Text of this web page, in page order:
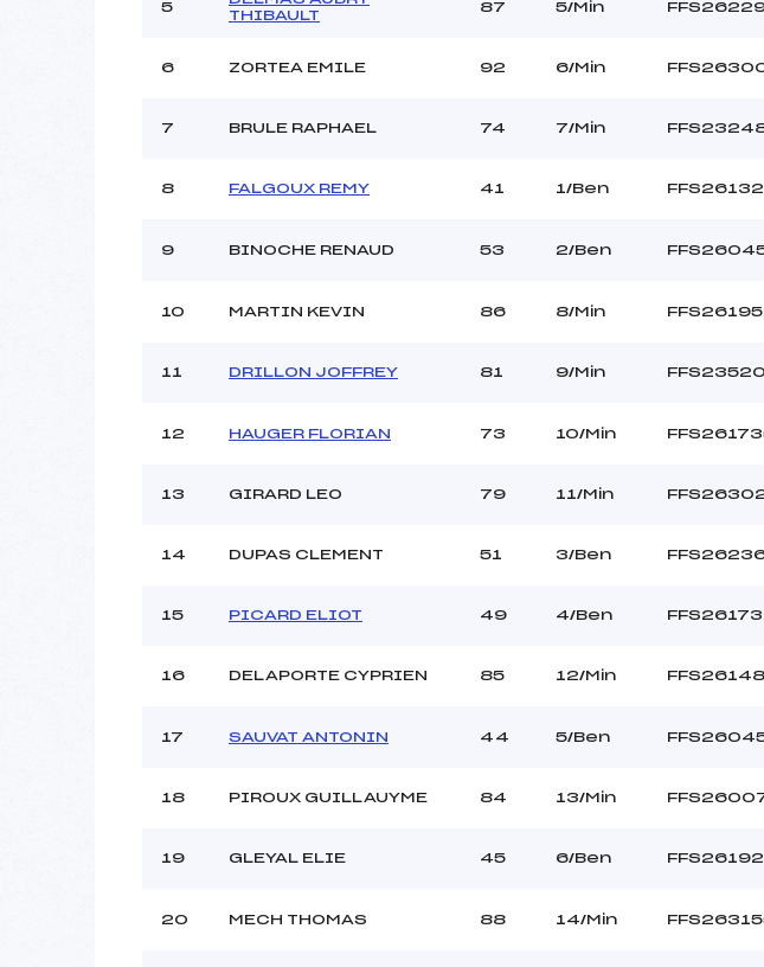
Pénalité appliquée :
132.9300
5
THIBAULT
87 5/Min
6 ZORTEA EMILE 92 6/Min
7 BRULE RAPHAEL 74 7/Min
8 FALGOUX REMY 41 1/Ben
9 BINOCHE RENAUD 53 2/Ben
10 MARTIN KEVIN 86 8/Min
11 DRILLON JOFFREY 81 9/Min
12 HAUGER FLORIAN 73 10/Min
13 GIRARD LEO 79 11/Min
14 DUPAS CLEMENT 51 3/Ben
15 PICARD ELIOT 49 4/Ben
16 DELAPORTE CYPRIEN 85 12/Min
17 SAUVAT ANTONIN 44 5/Ben
18 PIROUX GUILLAUYME 84 13/Min
19 GLEYAL ELIE 45 6/Ben
20 MECH THOMAS 88 14/Min